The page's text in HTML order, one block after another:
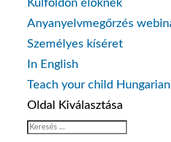
Külföldön élőknek
Anyanyelvmegőrzés
Személyes kíséret
In English
Teach your child Hungarian
Oldal Kiválasztása